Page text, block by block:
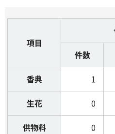
項目
件数
香典 1
生花 0
供物料 0